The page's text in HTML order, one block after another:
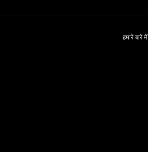
हमारे बारे में